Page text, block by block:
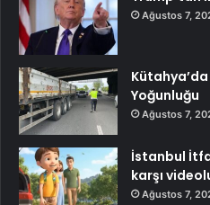
Ağustos 7,
Yoğunluğu
Ağustos 7,
İstanbul
karşı
Ağustos 7,